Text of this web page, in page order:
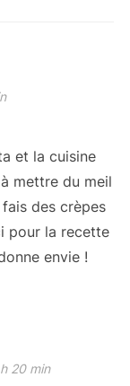
et la cuisine
mettre du meil
des crèpes
pour la recette
envie !
20 min